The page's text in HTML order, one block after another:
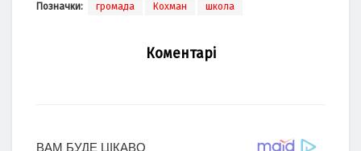
Позначки: громада Кохман школа
Коментарі